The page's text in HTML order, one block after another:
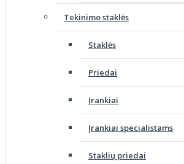
Tekinimo staklės
Staklės
Priedai
Įrankiai
Įrankiai specialistams
Staklių priedai